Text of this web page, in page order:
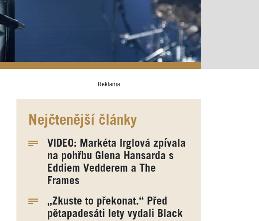
Reklama
Nejčtenější články
VIDEO: Markéta Irglová zpívala
na pohřbu Glena Hansarda s
Eddiem Vedderem a The
Frames
„Zkuste to překonat.“ Před
pětapadesáti lety vydali Black